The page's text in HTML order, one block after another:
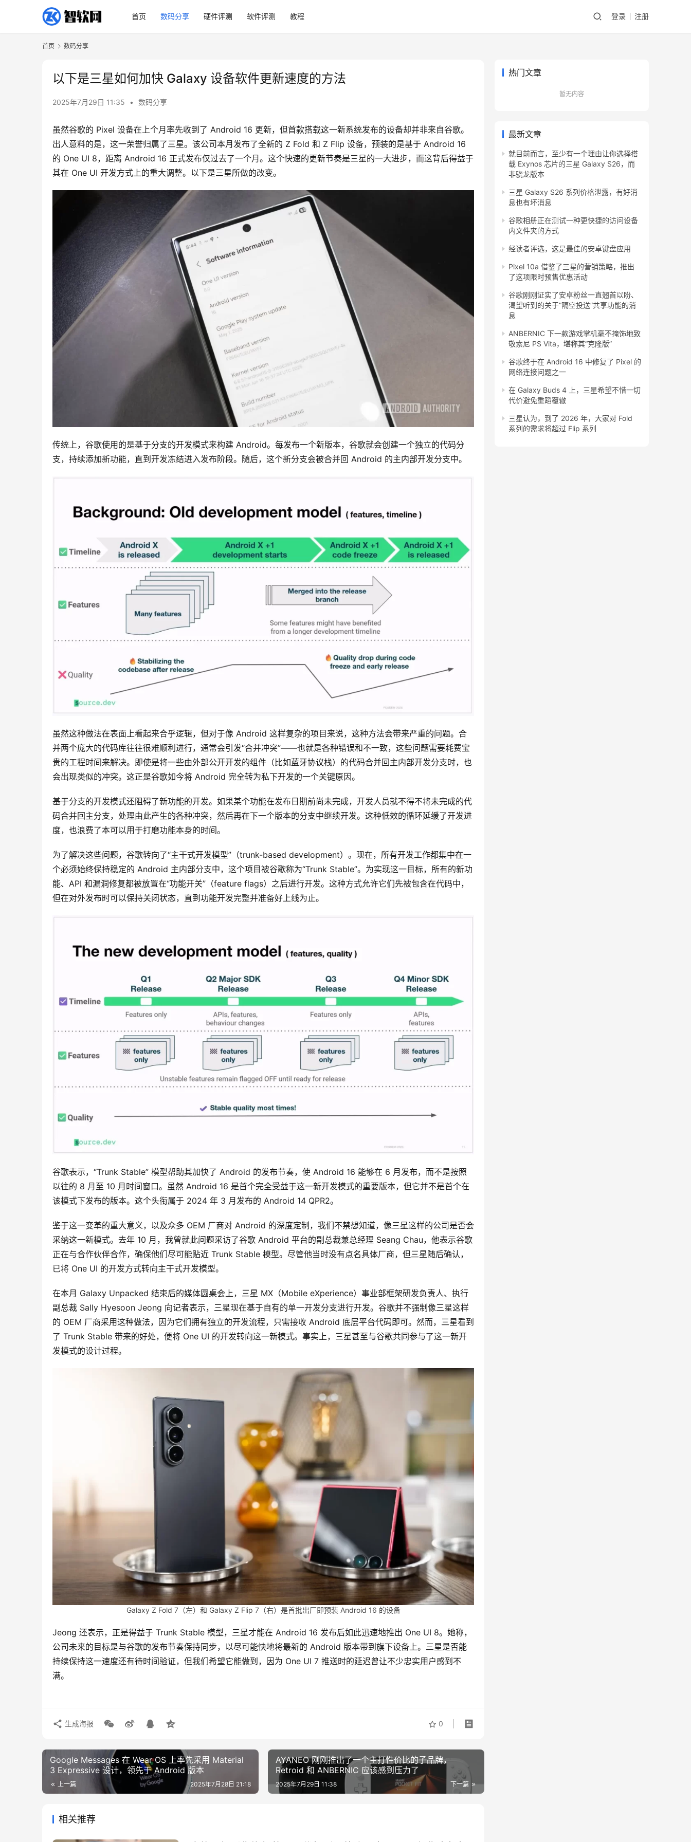
首页 数码分享 硬件评测 软件评测 教程 登录 注册
首页 数码分享
以下是三星如何加快 Galaxy 设备软件更新速度的方法
2025年7月29日 11:35 • 数码分享
虽然谷歌的 Pixel 设备在上个月率先收到了 Android 16 更新，但首款搭载这一新系统发布的设备却并非来自谷歌。
出人意料的是，这一荣誉归属了三星。该公司本月发布了全新的 Z Fold 和 Z Flip 设备，预装的是基于 Android 16
的 One UI 8，距离 Android 16 正式发布仅过去了一个月。这个快速的更新节奏是三星的一大进步，而这背后得益于
其在 One UI 开发方式上的重大调整。以下是三星所做的改变。
传统上，谷歌使用的是基于分支的开发模式来构建 Android。每发布一个新版本，谷歌就会创建一个独立的代码分
支，持续添加新功能，直到开发冻结进入发布阶段。随后，这个新分支会被合并回 Android 的主内部开发分支中。
虽然这种做法在表面上看起来合乎逻辑，但对于像 Android 这样复杂的项目来说，这种方法会带来严重的问题。合
并两个庞大的代码库往往很难顺利进行，通常会引发“合并冲突”——也就是各种错误和不一致，这些问题需要耗费宝
贵的工程时间来解决。即使是将一些由外部公开开发的组件（比如蓝牙协议栈）的代码合并回主内部开发分支时，也
会出现类似的冲突。这正是谷歌如今将 Android 完全转为私下开发的一个关键原因。
基于分支的开发模式还阻碍了新功能的开发。如果某个功能在发布日期前尚未完成，开发人员就不得不将未完成的代
码合并回主分支，处理由此产生的各种冲突，然后再在下一个版本的分支中继续开发。这种低效的循环延缓了开发进
度，也浪费了本可以用于打磨功能本身的时间。
为了解决这些问题，谷歌转向了“主干式开发模型”（trunk-based development）。现在，所有开发工作都集中在一
个必须始终保持稳定的 Android 主内部分支中，这个项目被谷歌称为“Trunk Stable”。为实现这一目标，所有的新功
能、API 和漏洞修复都被放置在“功能开关”（feature flags）之后进行开发。这种方式允许它们先被包含在代码中，
但在对外发布时可以保持关闭状态，直到功能开发完整并准备好上线为止。
谷歌表示，“Trunk Stable” 模型帮助其加快了 Android 的发布节奏，使 Android 16 能够在 6 月发布，而不是按照
以往的 8 月至 10 月时间窗口。虽然 Android 16 是首个完全受益于这一新开发模式的重要版本，但它并不是首个在
该模式下发布的版本。这个头衔属于 2024 年 3 月发布的 Android 14 QPR2。
鉴于这一变革的重大意义，以及众多 OEM 厂商对 Android 的深度定制，我们不禁想知道，像三星这样的公司是否会
采纳这一新模式。去年 10 月，我曾就此问题采访了谷歌 Android 平台的副总裁兼总经理 Seang Chau，他表示谷歌
正在与合作伙伴合作，确保他们尽可能贴近 Trunk Stable 模型。尽管他当时没有点名具体厂商，但三星随后确认，
已将 One UI 的开发方式转向主干式开发模型。
在本月 Galaxy Unpacked 结束后的媒体圆桌会上，三星 MX（Mobile eXperience）事业部框架研发负责人、执行
副总裁 Sally Hyesoon Jeong 向记者表示，三星现在基于自有的单一开发分支进行开发。谷歌并不强制像三星这样
的 OEM 厂商采用这种做法，因为它们拥有独立的开发流程，只需接收 Android 底层平台代码即可。然而，三星看到
了 Trunk Stable 带来的好处，便将 One UI 的开发转向这一新模式。事实上，三星甚至与谷歌共同参与了这一新开
发模式的设计过程。
Galaxy Z Fold 7（左）和 Galaxy Z Flip 7（右）是首批出厂即预装 Android 16 的设备
Jeong 还表示，正是得益于 Trunk Stable 模型，三星才能在 Android 16 发布后如此迅速地推出 One UI 8。她称，
公司未来的目标是与谷歌的发布节奏保持同步，以尽可能快地将最新的 Android 版本带到旗下设备上。三星是否能
持续保持这一速度还有待时间验证，但我们希望它能做到，因为 One UI 7 推送时的延迟曾让不少忠实用户感到不
满。
0
生成海报
Google Messages 在 Wear OS 上率先采用 Material
3 Expressive 设计，领先于 Android 版本
上一篇 2025年7月28日 21:18
AYANEO 刚刚推出了一个主打性价比的子品牌，
Retroid 和 ANBERNIC 应该感到压力了
下一篇
2025年7月29日 11:38
相关推荐
热门文章
暂无内容
最新文章
就目前而言，至少有一个理由让你选择搭
载 Exynos 芯片的三星 Galaxy S26，而
非骁龙版本
三星 Galaxy S26 系列价格泄露，有好消
息也有坏消息
谷歌相册正在测试一种更快捷的访问设备
内文件夹的方式
经读者评选，这是最佳的安卓键盘应用
Pixel 10a 借鉴了三星的营销策略，推出
了这项限时预售优惠活动
谷歌刚刚证实了安卓粉丝一直翘首以盼、
渴望听到的关于“隔空投送”共享功能的消
息
ANBERNIC 下一款游戏掌机毫不掩饰地致
敬索尼 PS Vita，堪称其“克隆版”
谷歌终于在 Android 16 中修复了 Pixel 的
网络连接问题之一
在 Galaxy Buds 4 上，三星希望不惜一切
代价避免重蹈覆辙
三星认为，到了 2026 年，大家对 Fold
系列的需求将超过 Flip 系列